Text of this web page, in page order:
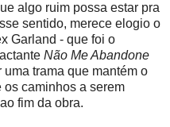
algo ruim possa estar pra
sentido, merece elogio o
Garland - que foi o
Não Me Abandone
trama que mantém o
caminhos a serem
fim da obra.